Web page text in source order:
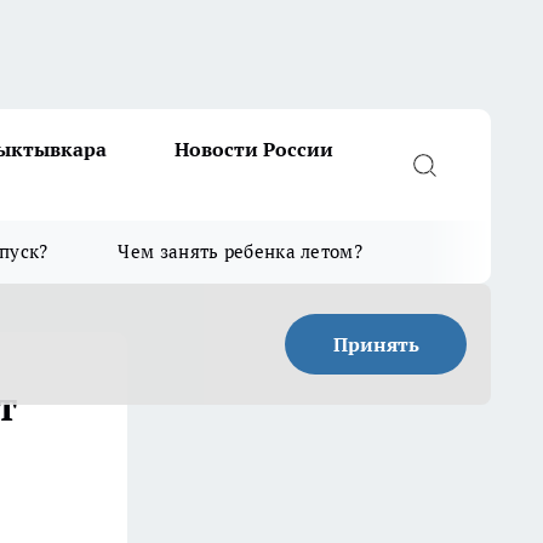
Новости России
Чем занять ребенка летом?
Принять